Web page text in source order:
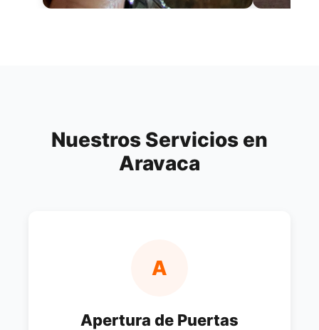
Nuestros Servicios en
Aravaca
A
Apertura de Puertas